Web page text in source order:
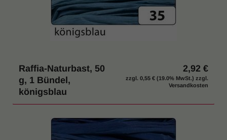
Raffia-Naturbast, 50
g, 1 Bündel,
königsblau
2,92 €
zzgl. 0,55 € (19.0% MwSt.) zzgl.
Versandkosten